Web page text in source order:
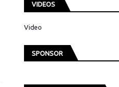
VIDEOS
Video
SPONSOR